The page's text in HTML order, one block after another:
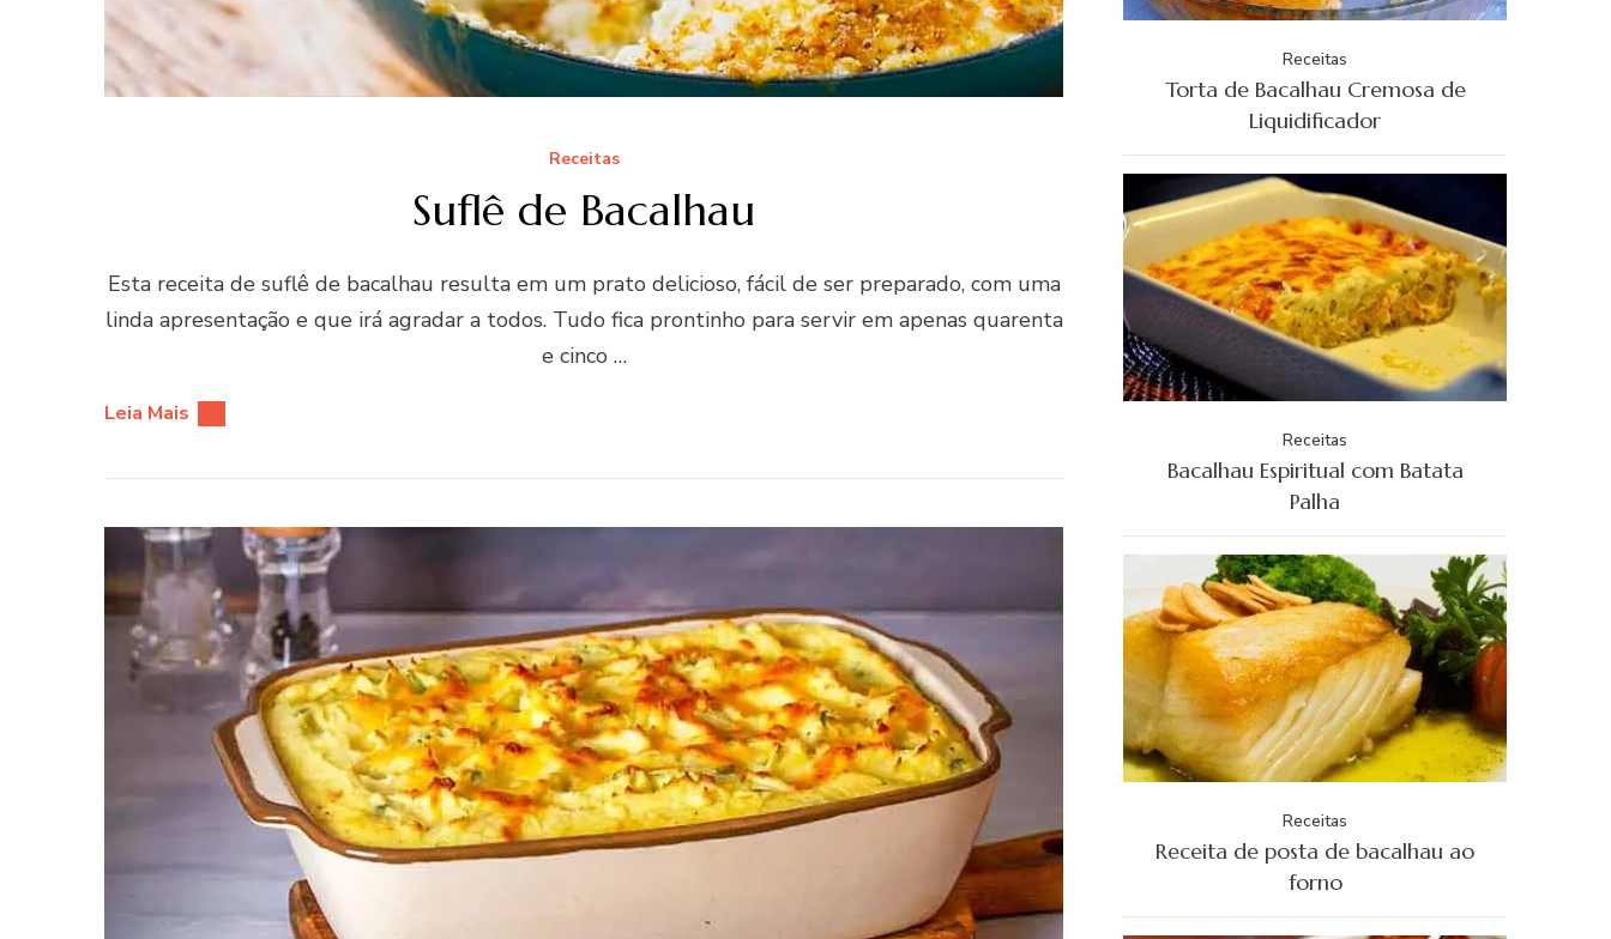
Receitas
Suflê de Bacalhau
Esta receita de suflê de bacalhau resulta em um prato delicioso, fácil de ser preparado, com uma
linda apresentação e que irá agradar a todos. Tudo fica prontinho para servir em apenas quarenta
e cinco …
Leia Mais
Receitas
Torta de Bacalhau Cremosa de
Liquidificador
Receitas
Bacalhau Espiritual com Batata
Palha
Receitas
Receita de posta de bacalhau ao
forno